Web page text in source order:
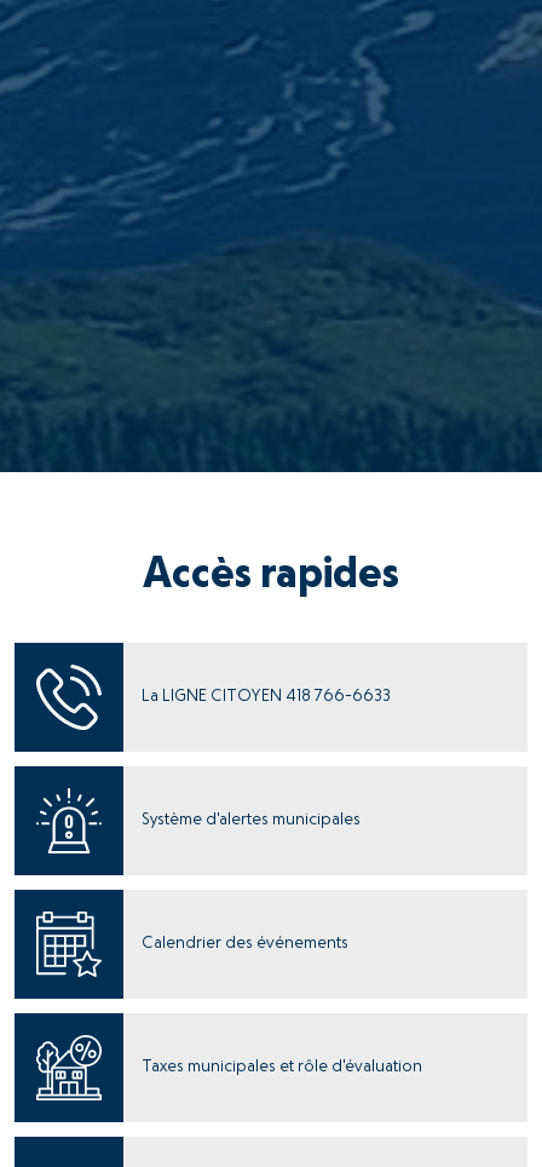
Accès rapides
La LIGNE CITOYEN 418 766-6633
Système d'alertes municipales
Calendrier des événements
Taxes municipales et rôle d'évaluation